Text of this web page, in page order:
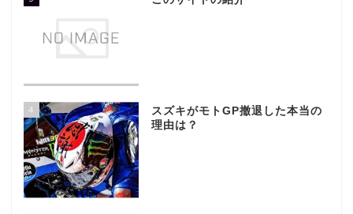
4
スズキがモトGP撤退した本当の
理由は？